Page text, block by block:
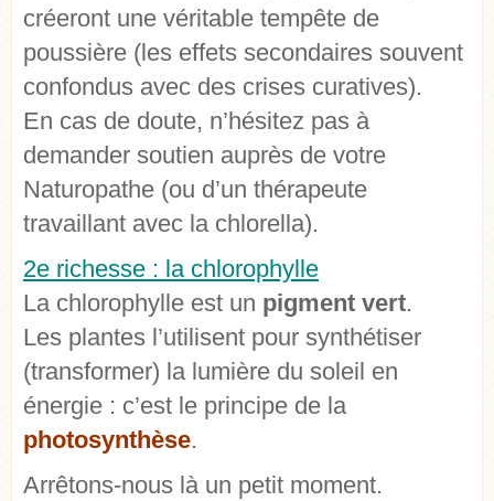
créeront une véritable tempête de
poussière (les effets secondaires souvent
confondus avec des crises curatives).
En cas de doute, n’hésitez pas à
demander soutien auprès de votre
Naturopathe (ou d’un thérapeute
travaillant avec la chlorella).
2e richesse : la chlorophylle
La chlorophylle est un pigment vert.
Les plantes l’utilisent pour synthétiser
(transformer) la lumière du soleil en
énergie : c’est le principe de la
photosynthèse.
Arrêtons-nous là un petit moment.